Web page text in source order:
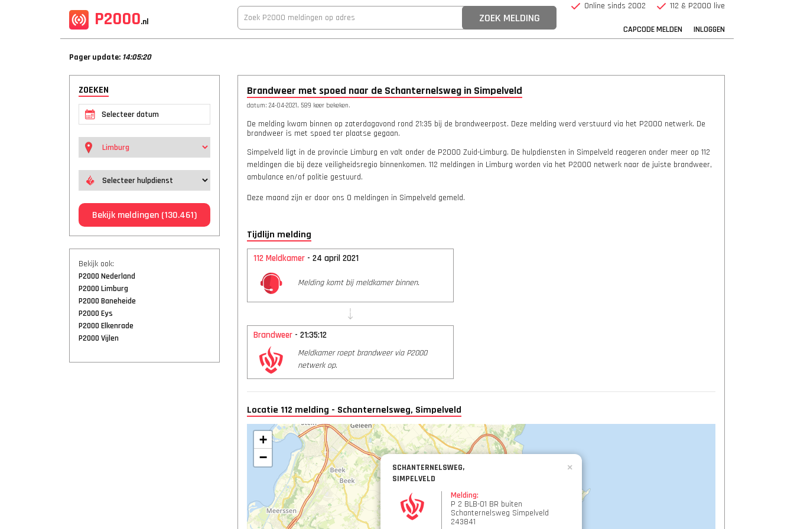
P2000.nl
CAPCODE MELDEN INLOGGEN
Online sinds 2002 112 & P2000 live
Pager update: 14:05:20
ZOEKEN
Bekijk meldingen (130.461)
Bekijk ook:
P2000 Nederland
P2000 Limburg
P2000 Baneheide
P2000 Eys
P2000 Elkenrade
P2000 Vijlen
Brandweer met spoed naar de Schanternelsweg in Simpelveld
datum: 24-04-2021, 589 keer bekeken.
De melding kwam binnen op zaterdagavond rond 21:35 bij de brandweerpost. Deze melding werd verstuurd via het P2000 netwerk. De
brandweer is met spoed ter plaatse gegaan.
Simpelveld ligt in de provincie Limburg en valt onder de P2000 Zuid-Limburg. De hulpdiensten in Simpelveld reageren onder meer op 112
meldingen die bij deze veiligheidsregio binnenkomen. 112 meldingen in Limburg worden via het P2000 netwerk naar de juiste brandweer,
ambulance en/of politie gestuurd.
Deze maand zijn er door ons 0 meldingen in Simpelveld gemeld.
Tijdlijn melding
112 Meldkamer - 24 april 2021
Melding komt bij meldkamer binnen.
Brandweer - 21:35:12
Meldkamer roept brandweer via P2000
netwerk op.
Locatie 112 melding - Schanternelsweg, Simpelveld
SCHANTERNELSWEG,
SIMPELVELD
Melding:
P 2 BLB-01 BR buiten
Schanternelsweg Simpelveld
243841
×
+
−